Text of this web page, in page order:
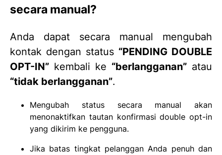
secara manual?
Anda dapat secara manual mengubah
kontak dengan status “PENDING DOUBLE
OPT-IN” kembali ke “berlangganan” atau
“tidak berlangganan”.
Mengubah status secara manual akan
menonaktifkan tautan konfirmasi double opt-in
yang dikirim ke pengguna.
Jika batas tingkat pelanggan Anda penuh dan